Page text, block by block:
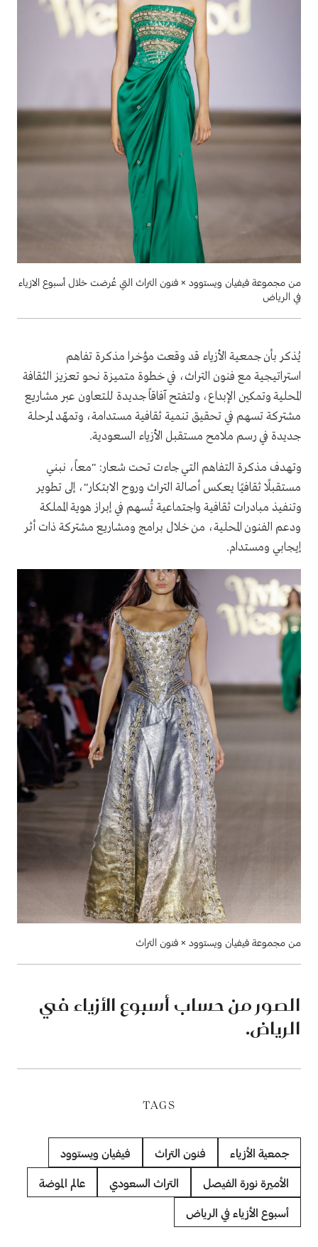
من مجموعة فيفيان ويستوود × فنون التراث التي عُرضت خلال أسبوع الازياء
في الرياض
يُذكر بأن جمعية الأزياء قد وقعت مؤخرا مذكرة تفاهم
استراتيجية مع فنون التراث، في خطوة متميزة نحو تعزيز الثقافة
المحلية وتمكين الإبداع، ولتفتح آفاقاً جديدة للتعاون عبر مشاريع
مشتركة تسهم في تحقيق تنمية ثقافية مستدامة، وتمهّد لمرحلة
جديدة في رسم ملامح مستقبل الأزياء السعودية.
وتهدف مذكرة التفاهم التي جاءت تحت شعار: "معاً، نبني
مستقبلًا ثقافيًا يعكس أصالة التراث وروح الابتكار"، إلى تطوير
وتنفيذ مبادرات ثقافية واجتماعية تُسهم في إبراز هوية المملكة
ودعم الفنون المحلية، من خلال برامج ومشاريع مشتركة ذات أثر
إيجابي ومستدام.
من مجموعة فيفيان ويستوود × فنون التراث
الصور من حساب أسبوع الأزياء في
الرياض.
TAGS
جمعية الأزياء فنون التراث فيفيان ويستوود
الأميرة نورة الفيصل التراث السعودي عالم الموضة
أسبوع الأزياء في الرياض